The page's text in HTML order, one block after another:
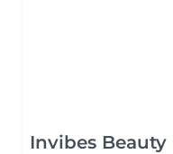
Invibes Beauty